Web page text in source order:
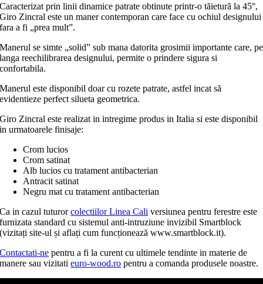
Caracterizat prin linii dinamice patrate obtinute printr-o tăietură la 45°,
Giro Zincral este un maner contemporan care face cu ochiul designului
fara a fi „prea mult”.
Manerul se simte „solid” sub mana datorita grosimii importante care, pe
langa reechilibrarea designului, permite o prindere sigura si
confortabila.
Manerul este disponibil doar cu rozete patrate, astfel incat să
evidentieze perfect silueta geometrica.
Giro Zincral este realizat in intregime produs in Italia si este disponibil
in urmatoarele finisaje:
Crom lucios
Crom satinat
Alb lucios cu tratament antibacterian
Antracit satinat
Negru mat cu tratament antibacterian
Ca in cazul tuturorcolectiilor Linea Cali versiunea pentru ferestre este
furnizata standard cu sistemul anti-intruziune invizibil Smartblock
(vizitați site-ul și aflați cum funcționează www.smartblock.it).
Contactati-ne pentru a fi la curent cu ultimele tendinte in materie de
manere sau vizitatieuro-wood.ro pentru a comanda produsele noastre.